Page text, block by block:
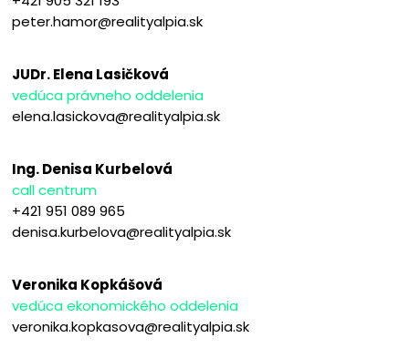
peter.hamor@realityalpia.sk
JUDr. Elena Lasičková
vedúca právneho oddelenia
elena.lasickova@realityalpia.sk
Ing. Denisa Kurbelová
call centrum
+421 951 089 965
denisa.kurbelova@realityalpia.sk
Veronika Kopkášová
vedúca ekonomického oddelenia
veronika.kopkasova@realityalpia.sk